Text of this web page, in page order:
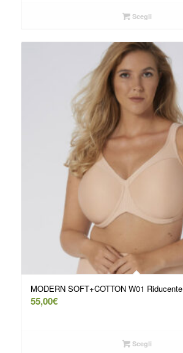
Scegli
MODERN SOFT+COTTON W01 Riducente
55,00€
Scegli